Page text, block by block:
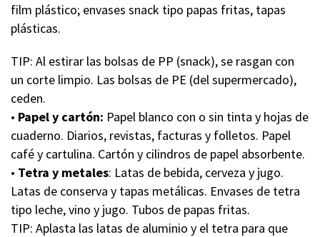
film plástico; envases snack tipo papas fritas, tapas
plásticas.
TIP: Al estirar las bolsas de PP (snack), se rasgan con
un corte limpio. Las bolsas de PE (del supermercado),
ceden.
• Papel y cartón: Papel blanco con o sin tinta y hojas de
cuaderno. Diarios, revistas, facturas y folletos. Papel
café y cartulina. Cartón y cilindros de papel absorbente.
• Tetra y metales: Latas de bebida, cerveza y jugo.
Latas de conserva y tapas metálicas. Envases de tetra
tipo leche, vino y jugo. Tubos de papas fritas.
TIP: Aplasta las latas de aluminio y el tetra para que